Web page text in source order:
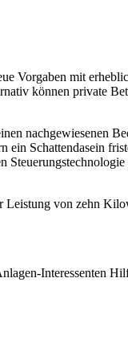
Vorgaben mit
können private
nachgewiesenen
Schattendasein
von zehn
Interessenten